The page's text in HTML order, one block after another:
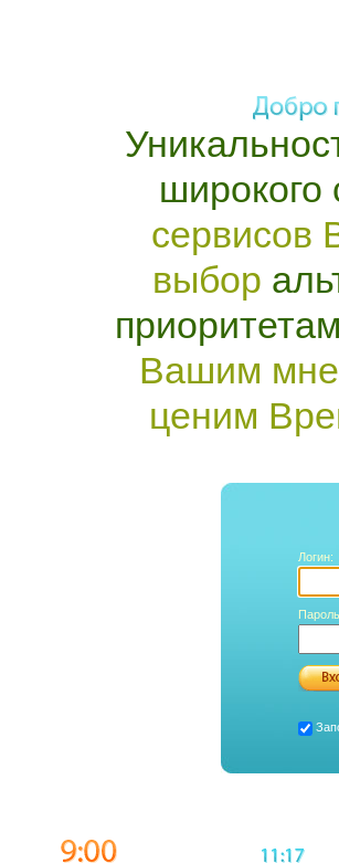
широкого
сервисов
выбор
приоритетам
Вашим
ценим
Логин: